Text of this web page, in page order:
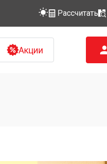
Рассчитать
Акции